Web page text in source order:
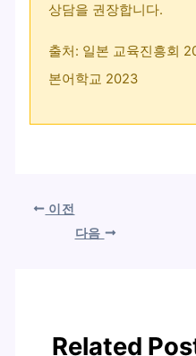
상담을 권장합니다.
출처: 일본 교육진흥회
본어학교 2023
이전
다음
Related